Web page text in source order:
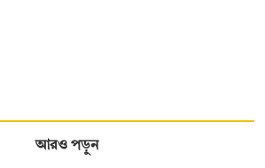
আরও পড়ুন